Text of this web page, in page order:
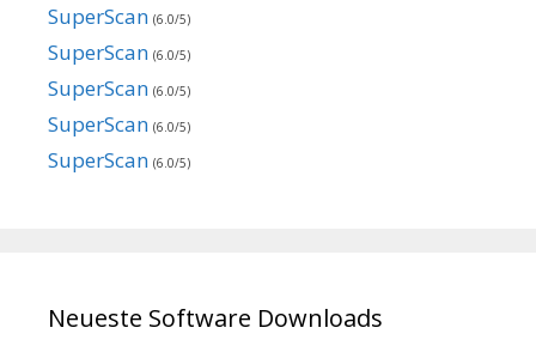
SuperScan (6.0/5)
SuperScan (6.0/5)
SuperScan (6.0/5)
SuperScan (6.0/5)
SuperScan (6.0/5)
Neueste Software Downloads